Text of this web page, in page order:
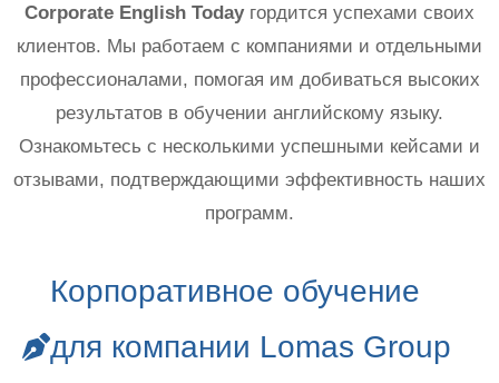
Corporate English Todayгордится успехами своих
клиентов. Мы работаем с компаниями и отдельными
профессионалами, помогая им добиваться высоких
результатов в обучении английскому языку.
Ознакомьтесь с несколькими успешными кейсами и
отзывами, подтверждающими эффективность наших
программ.
Корпоративное обучение
для компании Lomas Group